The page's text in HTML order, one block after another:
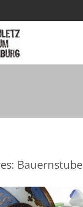
Bauernstube